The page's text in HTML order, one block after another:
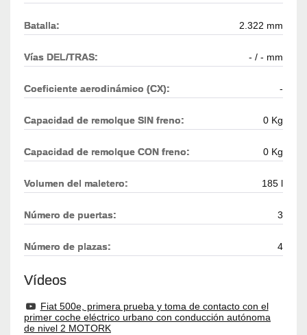
Batalla: 2.322 mm
Vías DEL/TRAS: - / - mm
Coeficiente aerodinámico (CX): -
Capacidad de remolque SIN freno: 0 Kg
Capacidad de remolque CON freno: 0 Kg
Volumen del maletero: 185 l
Número de puertas: 3
Número de plazas: 4
Vídeos
Fiat 500e, primera prueba y toma de contacto con el
primer coche eléctrico urbano con conducción autónoma
de nivel 2 MOTORK